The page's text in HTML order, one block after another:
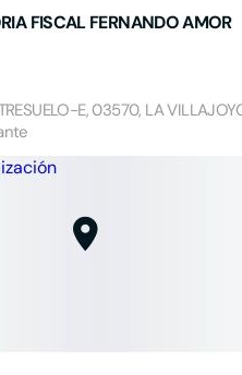
FISCAL FERNANDO AMOR
E, 03570, LA